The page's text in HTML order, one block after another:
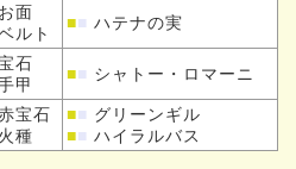
お面
ルト
■■ ハテナの実
石
甲
■■ シャトー・ロマーニ
宝石
火種
■■ グリーンギル
■■ ハイラルバス